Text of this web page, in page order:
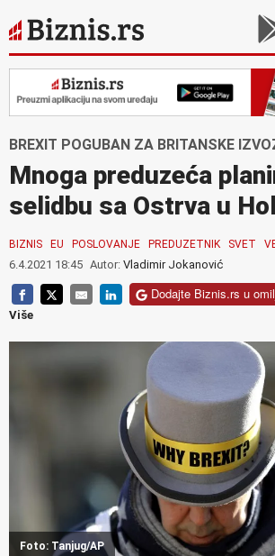
BREXIT POGUBAN ZA BRITANSKE
Mnoga preduzeća
selidbu sa Ostrva u
BIZNIS EU POSLOVANJE PREDUZETNIK SVET
6.4.2021 18:45 Autor: Vladimir Jokanović
Dodajte Biznis.rs u
Više
Foto: Tanjug/AP